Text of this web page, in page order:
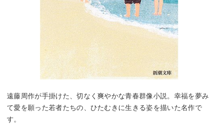
遠藤周作が手掛けた、切なく爽やかな青春群像小説。幸福を夢み
て愛を願った若者たちの、ひたむきに生きる姿を描いた名作で
す。